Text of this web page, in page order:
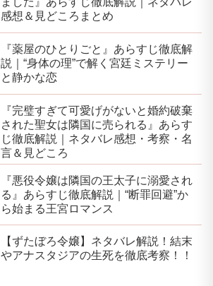
感想＆見どころまとめ
『薬屋のひとりごと』あらすじ徹底解
説｜“身体の理”で解く宮廷ミステリー
と静かな恋
『完璧すぎて可愛げがないと婚約破棄
された聖女は隣国に売られる』あらす
じ徹底解説｜ネタバレ感想・考察・名
言＆見どころ
『悪役令嬢は隣国の王太子に溺愛され
る』あらすじ徹底解説｜“断罪回避”か
ら始まる王宮ロマンス
【ずたぼろ令嬢】ネタバレ解説！結末
やアナスタジアの生死を徹底考察！！